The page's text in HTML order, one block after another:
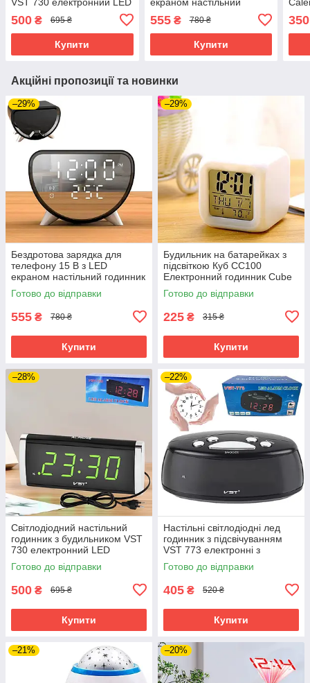
годинник з підсвічуванням
500 ₴ 695 ₴
Купити
годинник з будильником
555₴ 780 ₴
Купити
350
Акційні пропозиції та новинки
–29%
Бездротова зарядка для
телефону 15 В з LED
екраном настільний годинник
з будильником
Готово до відправки
555 ₴ 780 ₴
Купити
–29%
Будильник на батарейках з
підсвіткою Куб СС100
Електронний годинник Cube
настільні
Готово до відправки
225 ₴ 315 ₴
Купити
–28%
Світлодіодний настільний
годинник з будильником VST
730 електронний LED
годинник з підсвічуванням
Готово до відправки
500 ₴ 695 ₴
Купити
–22%
Настільні світлодіодні лед
годинник з підсвічуванням
VST 773 електронні з
будильником компактні
Готово до відправки
405 ₴ 520 ₴
Купити
–21% –20%